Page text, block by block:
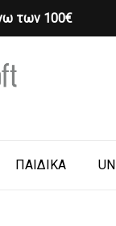
των 100€
ΠΑΙΔΙΚΑ
Cart